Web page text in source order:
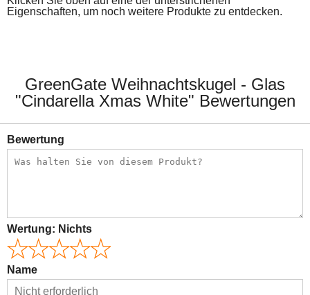
Eigenschaften, um noch weitere Produkte zu entdecken.
GreenGate Weihnachtskugel - Glas
"Cindarella Xmas White" Bewertungen
Bewertung
Wertung: Nichts
Name